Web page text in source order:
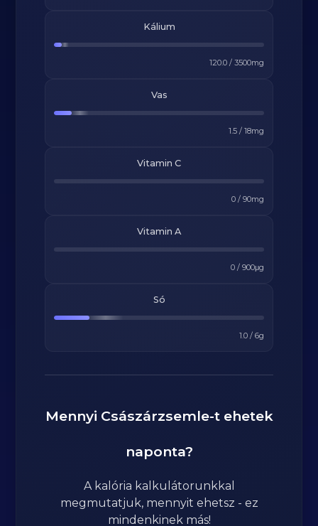
Kálium
120.0/ 3500mg
Vas
1.5/ 18mg
Vitamin C
0/ 90mg
Vitamin A
0/ 900μg
Só
1.0/ 6g
Mennyi Császárzsemle-t ehetek
naponta?
A kalória kalkulátorunkkal
megmutatjuk, mennyit ehetsz - ez
mindenkinek más!